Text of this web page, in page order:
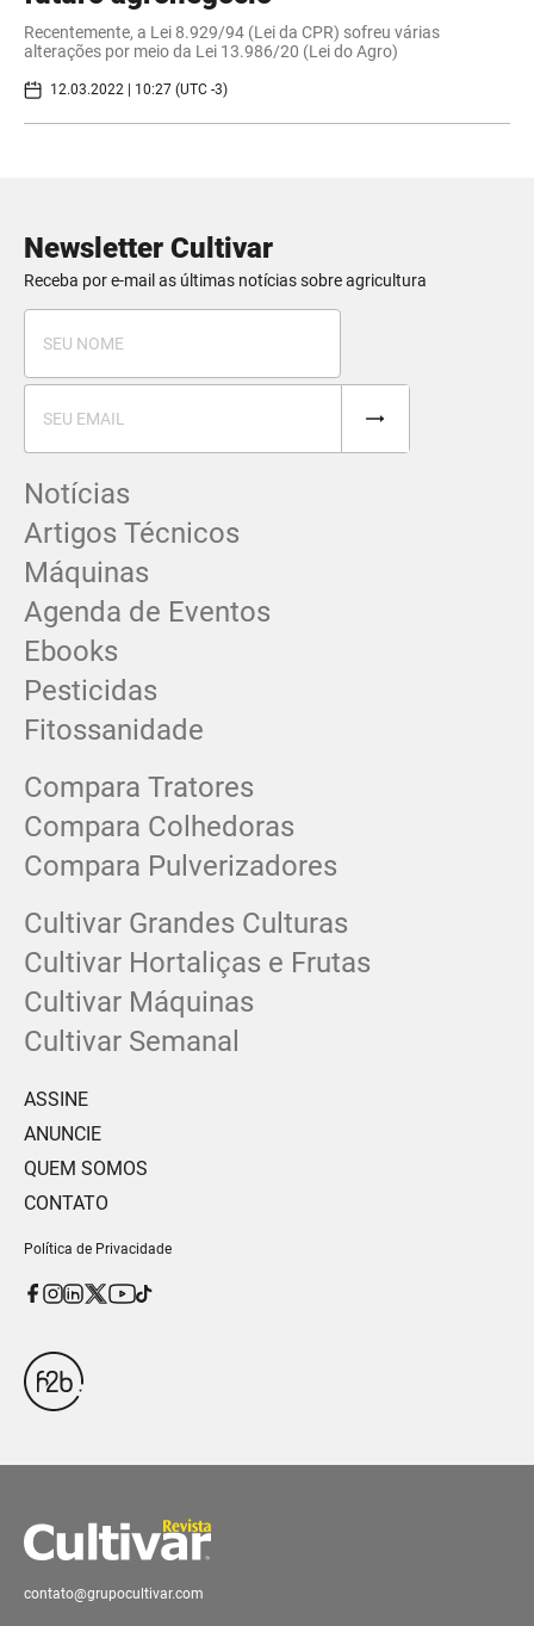
Recentemente, a Lei 8.929/94 (Lei da CPR) sofreu várias
alterações por meio da Lei 13.986/20 (Lei do Agro)
12.03.2022 | 10:27 (UTC -3)
Newsletter Cultivar
Receba por e-mail as últimas notícias sobre agricultura
Notícias
Artigos Técnicos
Máquinas
Agenda de Eventos
Ebooks
Pesticidas
Fitossanidade
Compara Tratores
Compara Colhedoras
Compara Pulverizadores
Cultivar Grandes Culturas
Cultivar Hortaliças e Frutas
Cultivar Máquinas
Cultivar Semanal
ASSINE
ANUNCIE
QUEM SOMOS
CONTATO
Política de Privacidade
contato@grupocultivar.com